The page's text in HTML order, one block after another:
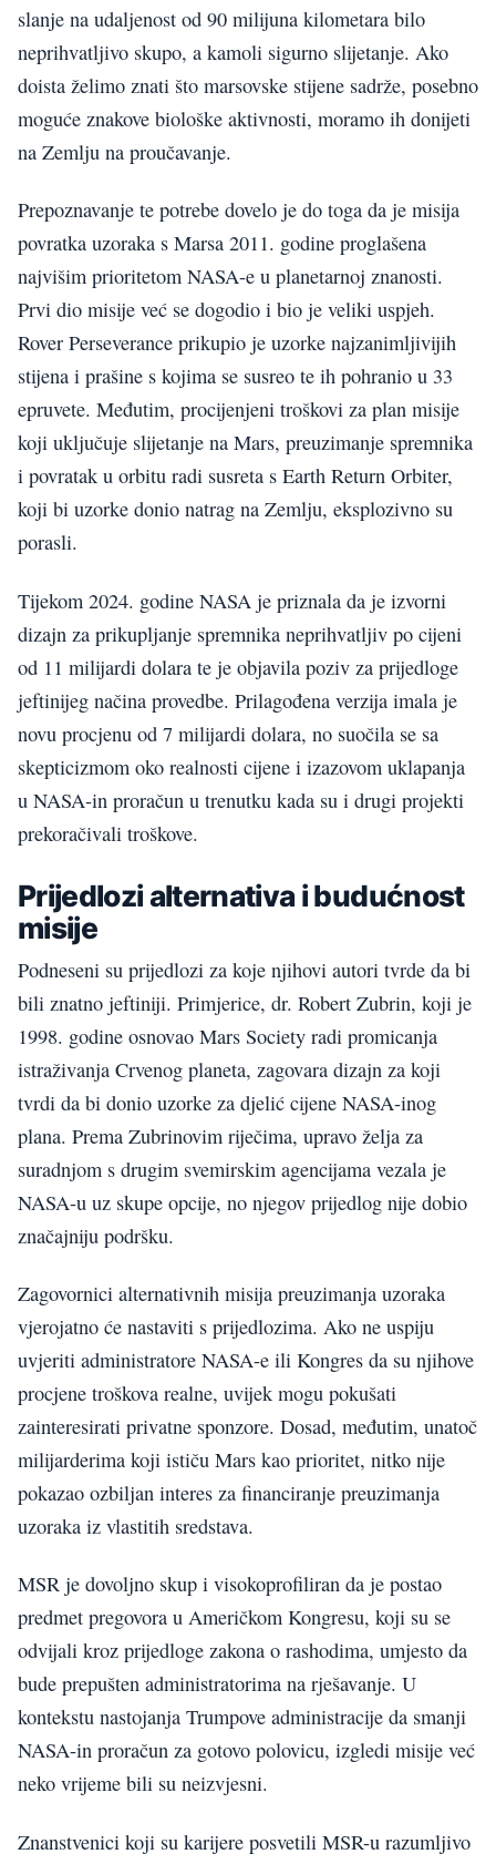
slanje na udaljenost od 90 milijuna kilometara bilo
neprihvatljivo skupo, a kamoli sigurno slijetanje. Ako
doista želimo znati što marsovske stijene sadrže, posebno
moguće znakove biološke aktivnosti, moramo ih donijeti
na Zemlju na proučavanje.
Prepoznavanje te potrebe dovelo je do toga da je misija
povratka uzoraka s Marsa 2011. godine proglašena
najvišim prioritetom NASA-e u planetarnoj znanosti.
Prvi dio misije već se dogodio i bio je veliki uspjeh.
Rover Perseverance prikupio je uzorke najzanimljivijih
stijena i prašine s kojima se susreo te ih pohranio u 33
epruvete. Međutim, procijenjeni troškovi za plan misije
koji uključuje slijetanje na Mars, preuzimanje spremnika
i povratak u orbitu radi susreta s Earth Return Orbiter,
koji bi uzorke donio natrag na Zemlju, eksplozivno su
porasli.
Tijekom 2024. godine NASA je priznala da je izvorni
dizajn za prikupljanje spremnika neprihvatljiv po cijeni
od 11 milijardi dolara te je objavila poziv za prijedloge
jeftinijeg načina provedbe. Prilagođena verzija imala je
novu procjenu od 7 milijardi dolara, no suočila se sa
skepticizmom oko realnosti cijene i izazovom uklapanja
u NASA-in proračun u trenutku kada su i drugi projekti
prekoračivali troškove.
Prijedlozi alternativa i budućnost
misije
Podneseni su prijedlozi za koje njihovi autori tvrde da bi
bili znatno jeftiniji. Primjerice, dr. Robert Zubrin, koji je
1998. godine osnovao Mars Society radi promicanja
istraživanja Crvenog planeta, zagovara dizajn za koji
tvrdi da bi donio uzorke za djelić cijene NASA-inog
plana. Prema Zubrinovim riječima, upravo želja za
suradnjom s drugim svemirskim agencijama vezala je
NASA-u uz skupe opcije, no njegov prijedlog nije dobio
značajniju podršku.
Zagovornici alternativnih misija preuzimanja uzoraka
vjerojatno će nastaviti s prijedlozima. Ako ne uspiju
uvjeriti administratore NASA-e ili Kongres da su njihove
procjene troškova realne, uvijek mogu pokušati
zainteresirati privatne sponzore. Dosad, međutim, unatoč
milijarderima koji ističu Mars kao prioritet, nitko nije
pokazao ozbiljan interes za financiranje preuzimanja
uzoraka iz vlastitih sredstava.
MSR je dovoljno skup i visokoprofiliran da je postao
predmet pregovora u Američkom Kongresu, koji su se
odvijali kroz prijedloge zakona o rashodima, umjesto da
bude prepušten administratorima na rješavanje. U
kontekstu nastojanja Trumpove administracije da smanji
NASA-in proračun za gotovo polovicu, izgledi misije već
neko vrijeme bili su neizvjesni.
Znanstvenici koji su karijere posvetili MSR-u razumljivo